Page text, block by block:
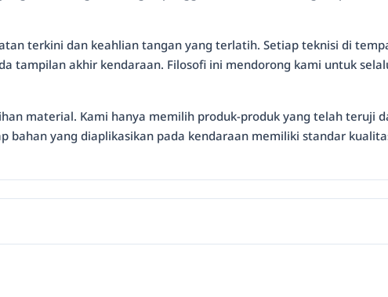
terkini dan keahlian tangan yang terlatih. Setiap teknisi di
tampilan akhir kendaraan. Filosofi ini mendorong kami untuk
material. Kami hanya memilih produk-produk yang telah teruji
yang diaplikasikan pada kendaraan memiliki standar